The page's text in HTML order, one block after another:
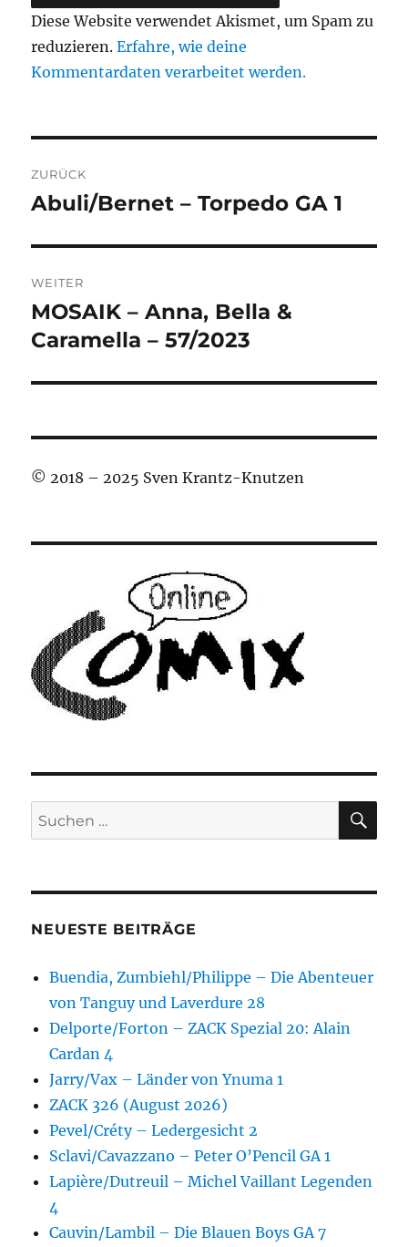
Diese Website verwendet Akismet, um Spam zu
reduzieren.Erfahre, wie deine
Kommentardaten verarbeitet werden.
ZURÜCK
Vorheriger
Abuli/Bernet – Torpedo GA 1
WEITER
Nächster
Beitrag:
MOSAIK – Anna, Bella &
Caramella – 57/2023
© 2018 – 2025 Sven Krantz-Knutzen
Suchen
nach:
NEUESTE BEITRÄGE
Buendia, Zumbiehl/Philippe – Die Abenteuer
von Tanguy und Laverdure 28
Delporte/Forton – ZACK Spezial 20: Alain
Cardan 4
Jarry/Vax – Länder von Ynuma 1
ZACK 326 (August 2026)
Pevel/Créty – Ledergesicht 2
Sclavi/Cavazzano – Peter O’Pencil GA 1
Lapière/Dutreuil – Michel Vaillant Legenden
4
Cauvin/Lambil – Die Blauen Boys GA 7